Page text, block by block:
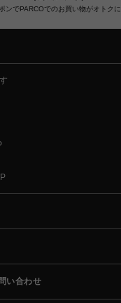
ンでPARCOでのお買い物がオトクに
い合わせ